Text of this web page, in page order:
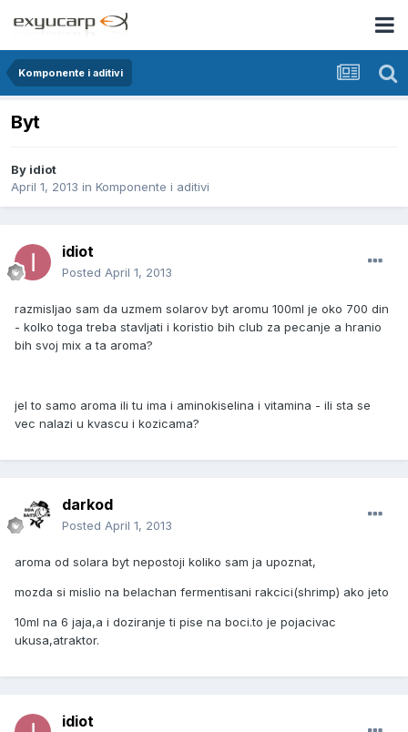
Komponente i aditivi
Byt
By idiot
April 1, 2013 in Komponente i aditivi
idiot
Posted April 1, 2013
razmisljao sam da uzmem solarov byt aromu 100ml je oko 700 din
- kolko toga treba stavljati i koristio bih club za pecanje a hranio
bih svoj mix a ta aroma?
jel to samo aroma ili tu ima i aminokiselina i vitamina - ili sta se
vec nalazi u kvascu i kozicama?
darkod
Posted April 1, 2013
aroma od solara byt nepostoji koliko sam ja upoznat,
mozda si mislio na belachan fermentisani rakcici(shrimp) ako jeto
10ml na 6 jaja,a i doziranje ti pise na boci.to je pojacivac
ukusa,atraktor.
idiot